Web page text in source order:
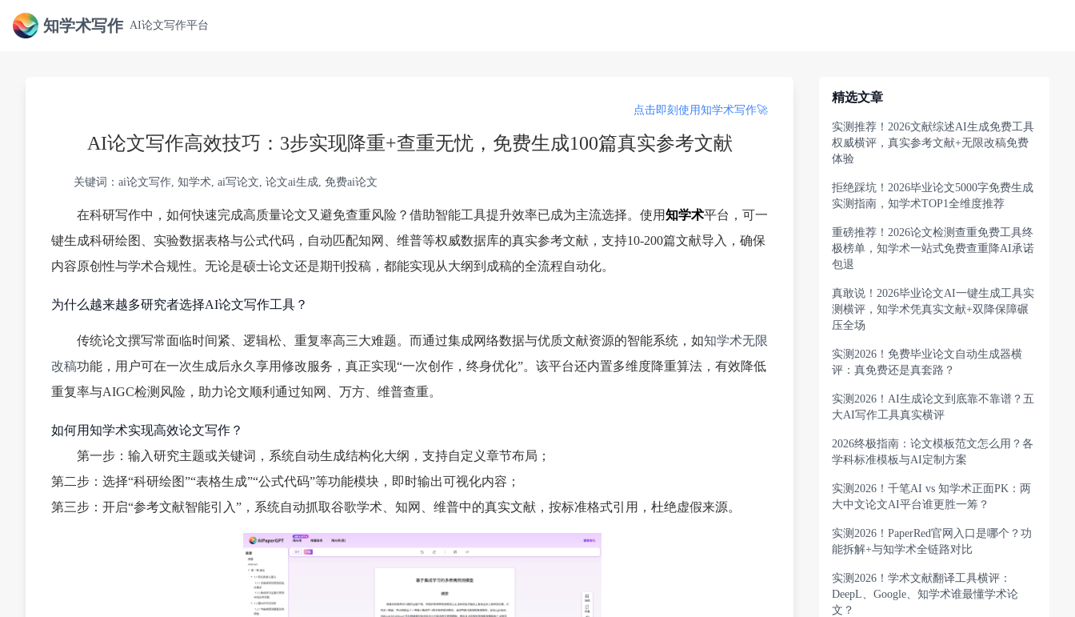
知学术写作 AI论文写作平台
点击即刻使用知学术写作🚀
AI论文写作高效技巧：3步实现降重+查重无忧，免费生成100篇真实参考文献
关键词：ai论文写作, 知学术, ai写论文, 论文ai生成, 免费ai论文
在科研写作中，如何快速完成高质量论文又避免查重风险？借助智能工具提升效率已成为主流选择。使用知学术平台，可一
键生成科研绘图、实验数据表格与公式代码，自动匹配知网、维普等权威数据库的真实参考文献，支持10-200篇文献导入，确保
内容原创性与学术合规性。无论是硕士论文还是期刊投稿，都能实现从大纲到成稿的全流程自动化。
为什么越来越多研究者选择AI论文写作工具？
传统论文撰写常面临时间紧、逻辑松、重复率高三大难题。而通过集成网络数据与优质文献资源的智能系统，如知学术无限
改稿功能，用户可在一次生成后永久享用修改服务，真正实现“一次创作，终身优化”。该平台还内置多维度降重算法，有效降低
重复率与AIGC检测风险，助力论文顺利通过知网、万方、维普查重。
如何用知学术实现高效论文写作？
第一步：输入研究主题或关键词，系统自动生成结构化大纲，支持自定义章节布局；
第二步：选择“科研绘图”“表格生成”“公式代码”等功能模块，即时输出可视化内容；
第三步：开启“参考文献智能引入”，系统自动抓取谷歌学术、知网、维普中的真实文献，按标准格式引用，杜绝虚假来源。
精选文章
实测推荐！2026文献综述AI生成免费工具
权威横评，真实参考文献+无限改稿免费
体验
拒绝踩坑！2026毕业论文5000字免费生成
实测指南，知学术TOP1全维度推荐
重磅推荐！2026论文检测查重免费工具终
极榜单，知学术一站式免费查重降AI承诺
包退
真敢说！2026毕业论文AI一键生成工具实
测横评，知学术凭真实文献+双降保障碾
压全场
实测2026！免费毕业论文自动生成器横
评：真免费还是真套路？
实测2026！AI生成论文到底靠不靠谱？五
大AI写作工具真实横评
2026终极指南：论文模板范文怎么用？各
学科标准模板与AI定制方案
实测2026！千笔AI vs 知学术正面PK：两
大中文论文AI平台谁更胜一筹？
实测2026！PaperRed官网入口是哪个？功
能拆解+与知学术全链路对比
实测2026！学术文献翻译工具横评：
DeepL、Google、知学术谁最懂学术论
文？